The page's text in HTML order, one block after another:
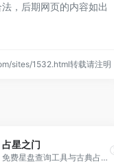
，后期网页的内容如出
sites/1532.html转载请注明
占星之门
免费星盘查询工具与古典占星学习平台